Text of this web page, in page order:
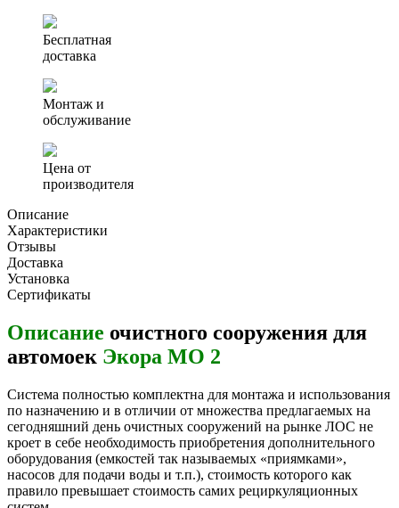
Бесплатная
доставка
Монтаж и
обслуживание
Цена от
производителя
Описание
Характеристики
Отзывы
Доставка
Установка
Сертификаты
Описание очистного сооружения для
автомоек Экора МО 2
Система полностью комплектна для монтажа и использования
по назначению и в отличии от множества предлагаемых на
сегодняшний день очистных сооружений на рынке ЛОС не
кроет в себе необходимость приобретения дополнительного
оборудования (емкостей так называемых «приямками»,
насосов для подачи воды и т.п.), стоимость которого как
правило превышает стоимость самих рециркуляционных